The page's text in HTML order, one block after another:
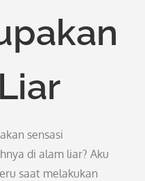
sensasi
di alam liar? Aku
saat melakukan